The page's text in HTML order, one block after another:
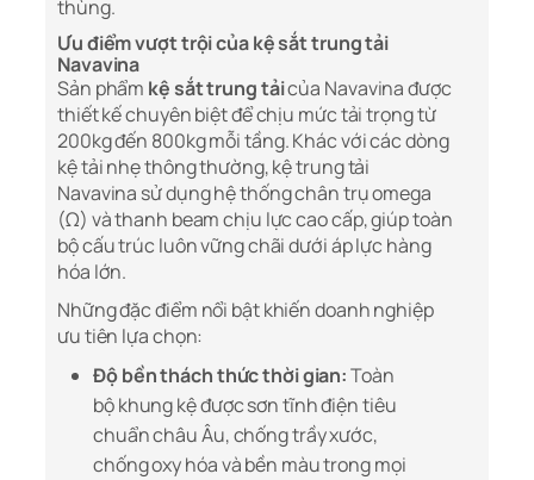
thùng.
Ưu điểm vượt trội của kệ sắt trung tải
Navavina
Sản phẩm kệ sắt trung tảicủa Navavina được
thiết kế chuyên biệt để chịu mức tải trọng từ
200kg đến 800kg mỗi tầng. Khác với các dòng
kệ tải nhẹ thông thường, kệ trung tải
Navavina sử dụng hệ thống chân trụ omega
(Ω) và thanh beam chịu lực cao cấp, giúp toàn
bộ cấu trúc luôn vững chãi dưới áp lực hàng
hóa lớn.
Những đặc điểm nổi bật khiến doanh nghiệp
ưu tiên lựa chọn:
Độ bền thách thức thời gian:Toàn
bộ khung kệ được sơn tĩnh điện tiêu
chuẩn châu Âu, chống trầy xước,
chống oxy hóa và bền màu trong mọi